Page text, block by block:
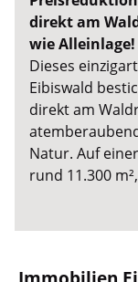
direkt am
wie Alleinlage!
Dieses
Eibiswald
direkt am
Natur. Auf
rund 11.300 m²,